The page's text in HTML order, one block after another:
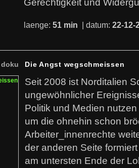
Gerechtigkeit und
laenge: 51 min | datum: 22-12-
doku Die Angst wegschmeissen
Seit 2008 ist Norditalien
ungewöhnlicher
Politik und Medien
um die ohnehin schon
Arbeiter_innenrechte
der anderen Seite
am untersten Ende der